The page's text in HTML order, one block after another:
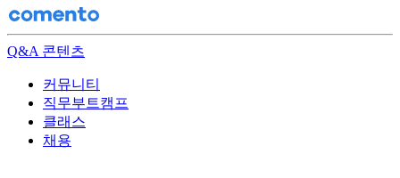
Q&A 콘텐츠
커뮤니티
직무부트캠프
클래스
채용